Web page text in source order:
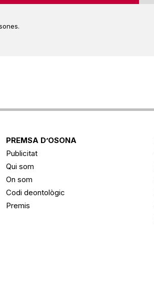
PREMSA D’OSONA
Publicitat
Qui som
On som
Codi deontològic
Premis